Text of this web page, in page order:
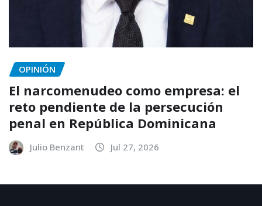
OPINIÓN
El narcomenudeo como empresa: el
reto pendiente de la persecución
penal en República Dominicana
Julio Benzant Jul 27, 2026